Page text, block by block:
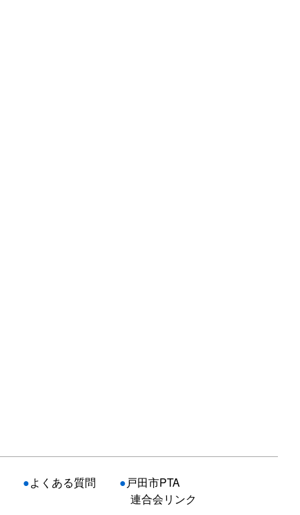
●よくある質問 ●戸田市PTA
連合会リンク